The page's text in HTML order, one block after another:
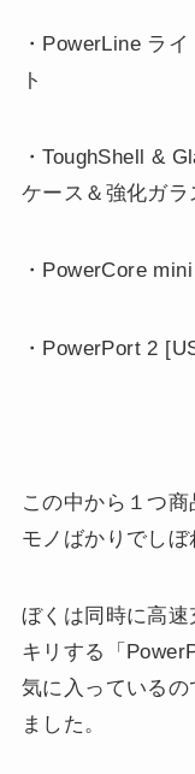
・PowerLine ラ
ト
・ToughShell &
ケース＆強化ガ
・PowerCore mini
・PowerPort 2
この中から１つ
モノばかりでしぼ
ぼくは同時に高
キリする「
気に入っている
ました。